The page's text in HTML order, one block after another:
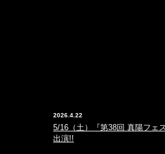
2026.4.22
5/16（土）『第38回 真陽フェ
出演!!